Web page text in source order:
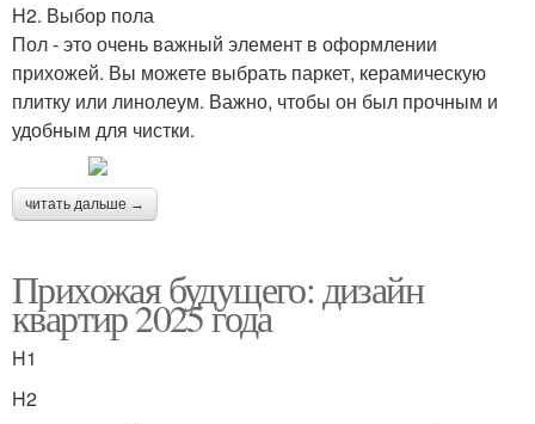
H2. Выбор пола
Пол - это очень важный элемент в оформлении
прихожей. Вы можете выбрать паркет, керамическую
плитку или линолеум. Важно, чтобы он был прочным и
удобным для чистки.
читать дальше →
Прихожая будущего: дизайн
квартир 2025 года
H1
H2